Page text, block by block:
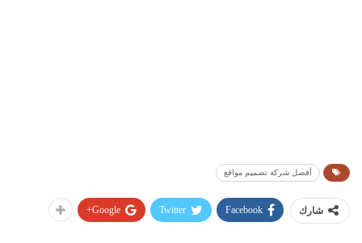
أفضل شركة تصميم مواقع
شارك Facebook
Twitter
Google+